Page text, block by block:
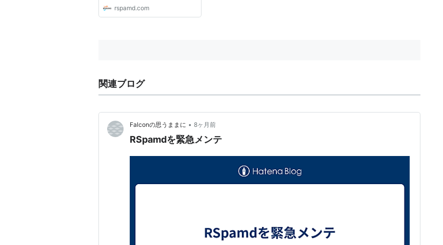
the detection accuracy, control,
rspamd.com
関連ブログ
Falconの思うままに • 8ヶ月前
RSpamdを緊急メンテ